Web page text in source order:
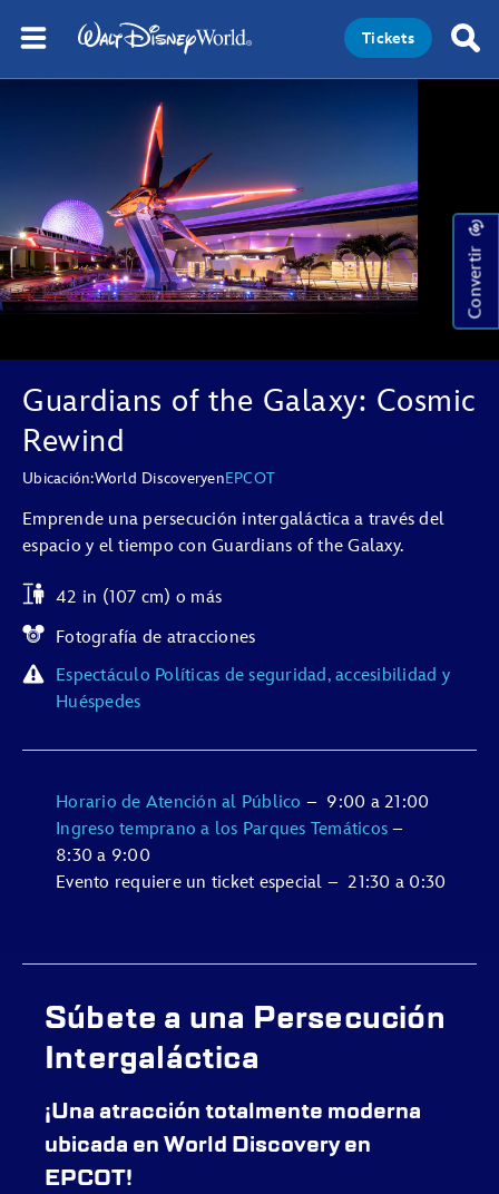
Tickets
Convertir
Guardians of the Galaxy: Cosmic
Rewind
Ubicación:World DiscoveryenEPCOT
Emprende una persecución intergaláctica a través del
espacio y el tiempo con Guardians of the Galaxy.
42 in (107 cm) o más
Fotografía de atracciones
Espectáculo Políticas de seguridad, accesibilidad y
Huéspedes
Ingreso temprano a los Parques Temáticos–
8:30 a 9:00
Horario de Atención al Público – 9:00 a 21:00
Evento requiere un ticket especial –21:30 a 0:30
Súbete a una Persecución
Intergaláctica
¡Una atracción totalmente moderna
ubicada en World Discovery en
EPCOT!